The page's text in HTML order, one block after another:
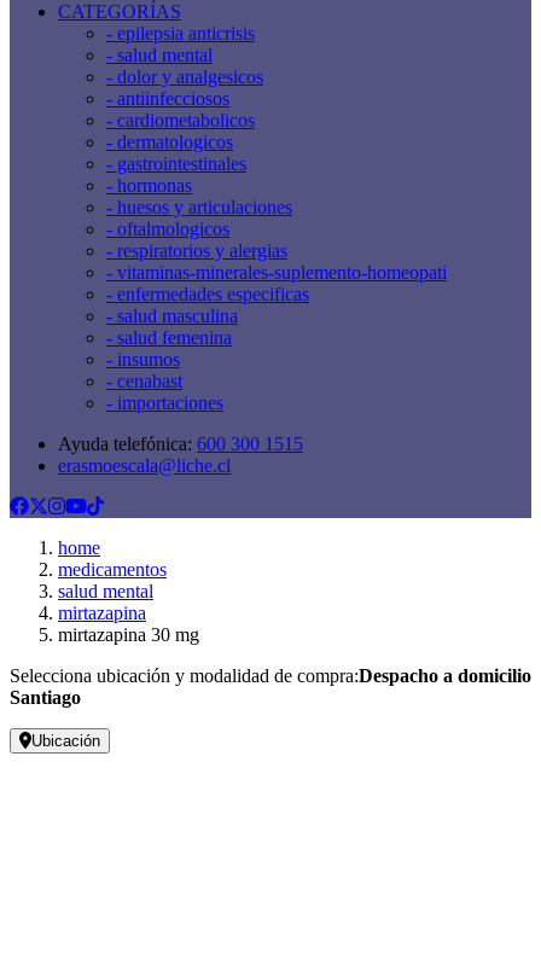
CATEGORÍAS
- epilepsia anticrisis
- salud mental
- dolor y analgesicos
- antiinfecciosos
- cardiometabolicos
- dermatologicos
- gastrointestinales
- hormonas
- huesos y articulaciones
- oftalmologicos
- respiratorios y alergias
- vitaminas-minerales-suplemento-homeopati
- enfermedades especificas
- salud masculina
- salud femenina
- insumos
- cenabast
- importaciones
Ayuda telefónica: 600 300 1515
erasmoescala@liche.cl
home
medicamentos
salud mental
mirtazapina
mirtazapina 30 mg
Selecciona ubicación y modalidad de compra:Despacho a domicilio
Santiago
Ubicación